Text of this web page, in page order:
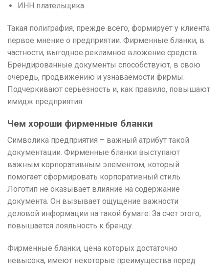
ИНН плательщика.
Такая полиграфия, прежде всего, формирует у клиента
первое мнение о предприятии. Фирменные бланки, в
частности, выгодное рекламное вложение средств.
Брендированные документы способствуют, в свою
очередь, продвижению и узнаваемости фирмы.
Подчеркивают серьезность и, как правило, повышают
имидж предприятия.
Чем хороши фирменные бланки
Символика предприятия – важный атрибут такой
документации. Фирменные бланки выступают
важным корпоративным элементом, который
помогает сформировать корпоративный стиль.
Логотип не оказывает влияние на содержание
документа. Он вызывает ощущение важности
деловой информации на такой бумаге. За счет этого,
повышается лояльность к бренду.
Фирменные бланки, цена которых достаточно
невысока, имеют некоторые преимущества перед